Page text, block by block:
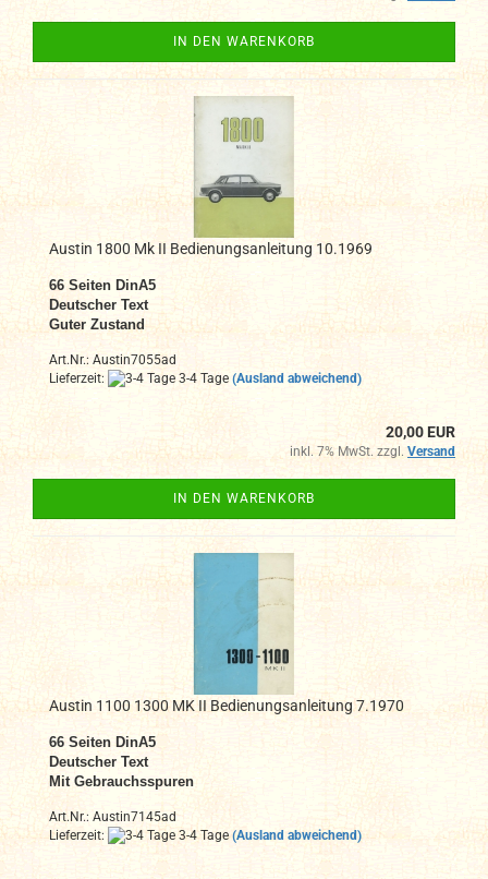
IN DEN WARENKORB
Austin 1800 Mk II Bedienungsanleitung 10.1969
66 Seiten DinA5
Deutscher Text
Guter Zustand
Art.Nr.: Austin7055ad
Lieferzeit:
3-4 Tage (Ausland abweichend)
20,00 EUR
inkl. 7% MwSt. zzgl. Versand
IN DEN WARENKORB
Austin 1100 1300 MK II Bedienungsanleitung 7.1970
66 Seiten DinA5
Deutscher Text
Mit Gebrauchsspuren
Art.Nr.: Austin7145ad
Lieferzeit:
3-4 Tage (Ausland abweichend)